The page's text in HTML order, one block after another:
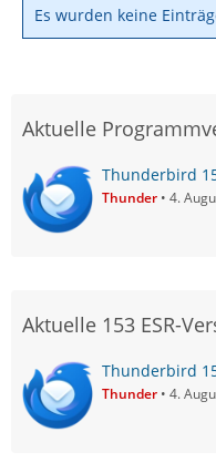
Es wurden keine
Aktuelle
Thunderbird
Thunder 4.
Aktuelle 153 ESR-
Thunderbird
Thunder 4.